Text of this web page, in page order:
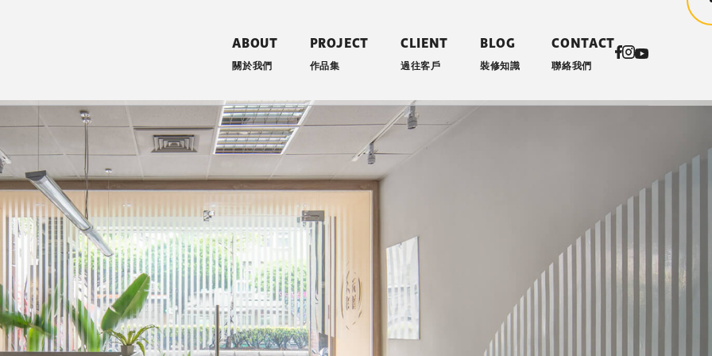
ABOUT
關於我們
PROJECT
作品集
CLIENT
過往客戶
BLOG
裝修知識
CONTACT
聯絡我們